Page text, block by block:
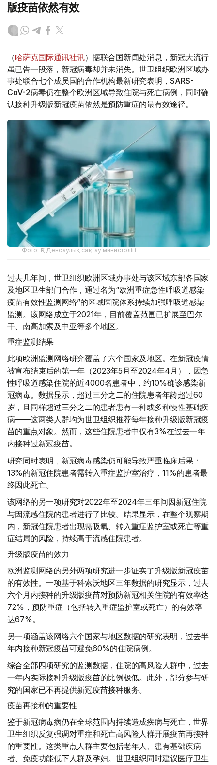
版疫苗依然有效
（哈萨克国际通讯社讯）据联合国新闻处消息，新冠大流行
虽已告一段落，新冠病毒却并未消失。世卫组织欧洲区域办
事处联合七个成员国的合作机构最新研究表明，SARS-
CoV-2病毒仍在整个欧洲区域导致住院与死亡病例，同时确
认接种升级版新冠疫苗依然是预防重症的最有效途径。
Фото: ҚР Денсаулық сақтау министрлігі
过去几年间，世卫组织欧洲区域办事处与该区域东部各国家
及地区卫生部门合作，通过名为“欧洲重症急性呼吸道感染
疫苗有效性监测网络”的区域医院体系持续加强呼吸道感染
监测。该网络成立于2021年，目前覆盖范围已扩展至巴尔
干、南高加索及中亚等多个地区。
重症监测结果
此项欧洲监测网络研究覆盖了六个国家及地区。在新冠疫情
被宣布结束后的第一年（2023年5月至2024年4月），因急
性呼吸道感染住院的近4000名患者中，约10%确诊感染新
冠病毒。数据显示，超过三分之二的住院患者年龄超过60
岁，且同样超过三分之二的患者患有一种或多种慢性基础疾
病——这两类人群均为世卫组织推荐每年接种升级版新冠疫
苗的重点对象。然而，这些住院患者中仅有3%在过去一年
内接种过新冠疫苗。
研究同时表明，新冠病毒感染仍可能导致严重临床后果：
13%的新冠住院患者需转入重症监护室治疗，11%的患者最
终因此死亡。
该网络的另一项研究对2022年至2024年三年间因新冠住院
与因流感住院的患者进行了比较。结果显示，在整个观察期
内，新冠住院患者出现需吸氧、转入重症监护室或死亡等重
症结局的风险，持续高于流感住院患者。
升级版疫苗的效力
欧洲监测网络的另外两项研究进一步证实了升级版新冠疫苗
的有效性。一项基于科索沃地区三年数据的研究显示，过去
六个月内接种的升级版疫苗对预防新冠相关住院的有效率达
72%，预防重症（包括转入重症监护室或死亡）的有效率
达67%。
另一项涵盖该网络六个国家与地区数据的研究表明，过去半
年内接种新冠疫苗可避免60%的住院病例。
综合全部四项研究的监测数据，住院的高风险人群中，过去
一年内实际接种升级版疫苗的比例极低。此外，部分参与研
究的国家已不再提供新冠疫苗接种服务。
疫苗再接种的重要性
鉴于新冠病毒病仍在全球范围内持续造成疾病与死亡，世界
卫生组织反复强调对重症和死亡高风险人群开展疫苗再接种
的重要性。这类重点人群主要包括老年人、患有基础疾病
者、免疫功能低下人群及孕妇。世卫组织同时建议医疗卫生